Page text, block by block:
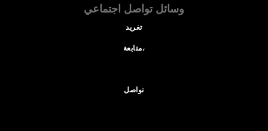
وسائل تواصل اجتماعي
تغريد
متابعة،
تواصل